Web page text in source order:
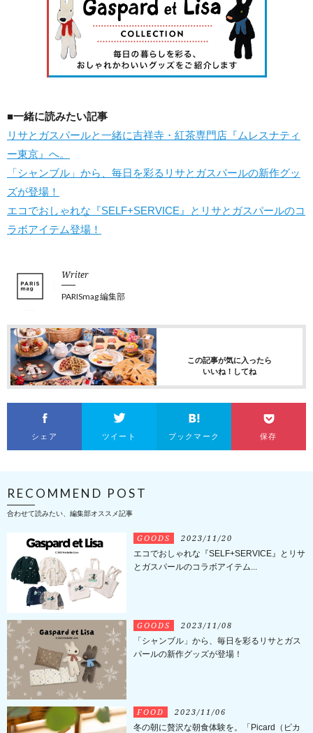
■一緒に読みたい記事
リサとガスパールと一緒に吉祥寺・紅茶専門店『ムレスナティ
ー東京』へ。
「シャンブル」から、毎日を彩るリサとガスパールの新作グッ
ズが登場！
エコでおしゃれな『SELF+SERVICE』とリサとガスパールのコ
ラボアイテム登場！
Writer
PARISmag 編集部
この記事が気に入ったら
いいね！してね
シェア ツイート ブックマーク 保存
RECOMMEND POST
合わせて読みたい、編集部オススメ記事
GOODS 2023/11/20
エコでおしゃれな『SELF+SERVICE』とリサ
とガスパールのコラボアイテム...
GOODS 2023/11/08
「シャンブル」から、毎日を彩るリサとガス
パールの新作グッズが登場！
FOOD 2023/11/06
冬の朝に贅沢な朝食体験を。「Picard（ピカ